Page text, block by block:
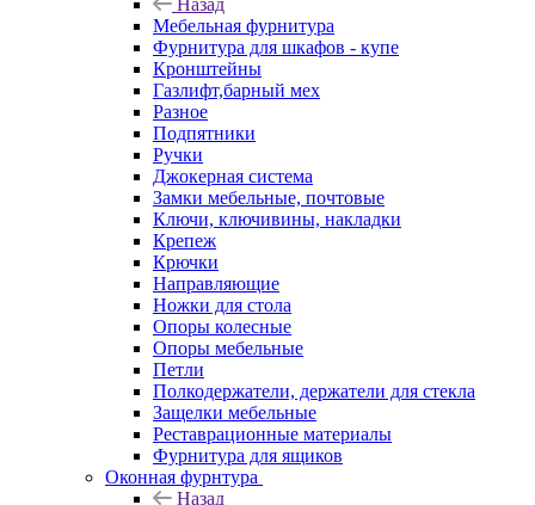
Назад
Мебельная фурнитура
Фурнитура для шкафов - купе
Кронштейны
Газлифт,барный мех
Разное
Подпятники
Ручки
Джокерная система
Замки мебельные, почтовые
Ключи, ключивины, накладки
Крепеж
Крючки
Направляющие
Ножки для стола
Опоры колесные
Опоры мебельные
Петли
Полкодержатели, держатели для стекла
Защелки мебельные
Реставрационные материалы
Фурнитура для ящиков
Оконная фурнтура
Назад